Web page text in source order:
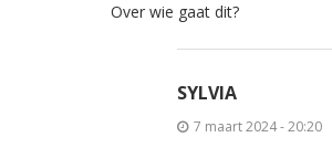
Over wie gaat dit?
SYLVIA
7 maart 2024 - 20:20